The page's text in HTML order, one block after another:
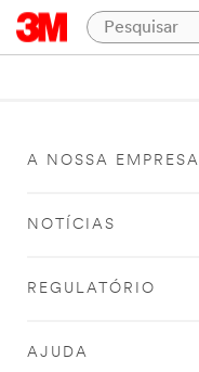
A NOSSA EMPRESA
NOTÍCIAS
REGULATÓRIO
AJUDA